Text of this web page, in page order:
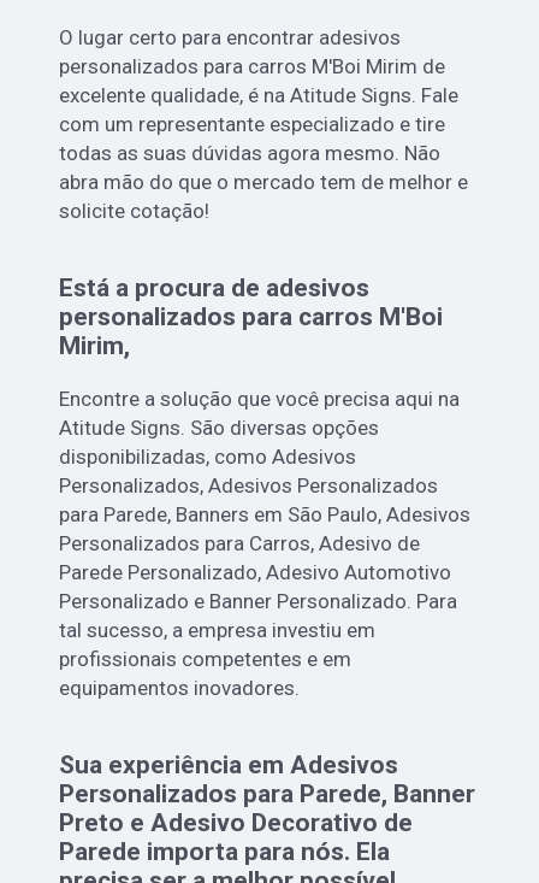
O lugar certo para encontrar adesivos
personalizados para carros M'Boi Mirim de
excelente qualidade, é na Atitude Signs. Fale
com um representante especializado e tire
todas as suas dúvidas agora mesmo. Não
abra mão do que o mercado tem de melhor e
solicite cotação!
Está a procura de adesivos
personalizados para carros M'Boi
Mirim,
Encontre a solução que você precisa aqui na
Atitude Signs. São diversas opções
disponibilizadas, como Adesivos
Personalizados, Adesivos Personalizados
para Parede, Banners em São Paulo, Adesivos
Personalizados para Carros, Adesivo de
Parede Personalizado, Adesivo Automotivo
Personalizado e Banner Personalizado. Para
tal sucesso, a empresa investiu em
profissionais competentes e em
equipamentos inovadores.
Sua experiência em Adesivos
Personalizados para Parede, Banner
Preto e Adesivo Decorativo de
Parede importa para nós. Ela